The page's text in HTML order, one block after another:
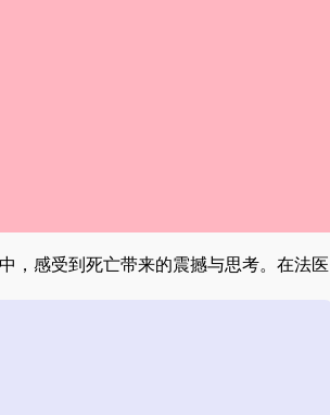
，感受到死亡带来的震撼与思考。在法医